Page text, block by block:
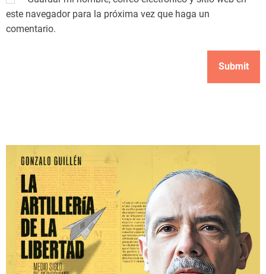
este navegador para la próxima vez que haga un
comentario.